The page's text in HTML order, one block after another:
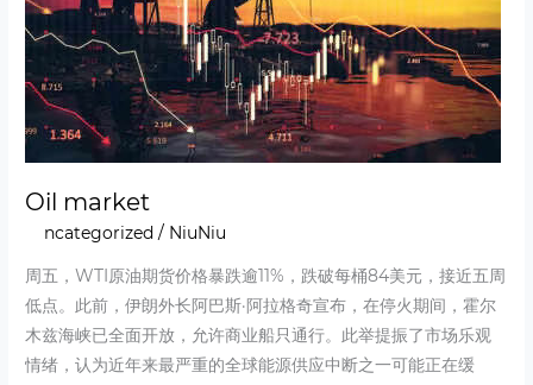
Oil market
Uncategorized / NiuNiu
周五，WTI原油期货价格暴跌逾11%，跌破每桶84美元，接近五周
低点。此前，伊朗外长阿巴斯·阿拉格奇宣布，在停火期间，霍尔
木兹海峡已全面开放，允许商业船只通行。此举提振了市场乐观
情绪，认为近年来最严重的全球能源供应中断之一可能正在缓